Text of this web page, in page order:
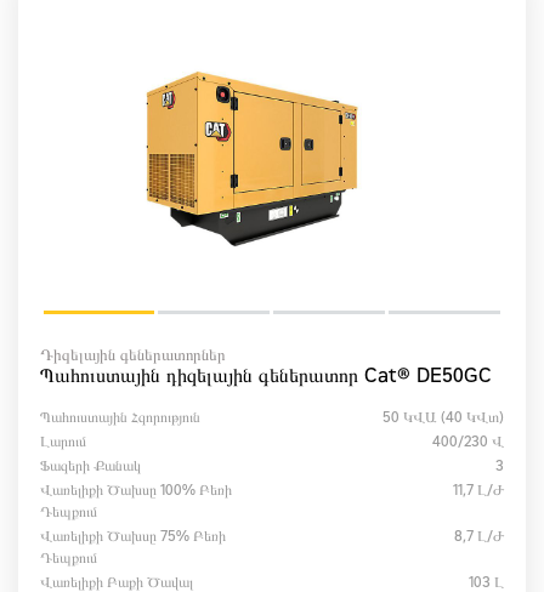
Դիզելային գեներատորներ
Պահուստային դիզելային գեներատոր Cat® DE50GC
Պահուստային Հզորություն
50 ԿՎԱ (40 ԿՎտ)
Լարում
400/230 Վ
Ֆազերի Քանակ
3
Վառելիքի Ծախսը 100% Բեռի
Դեպքում
11,7 Լ/ժ
Վառելիքի Ծախսը 75% Բեռի
Դեպքում
8,7 Լ/ժ
Վառելիքի Բաքի Ծավալ 103 Լ